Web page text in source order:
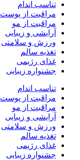
تناسب اندام
مراقبت از پوست
مراقبت از مو
آرایشی و زیبایی
ورزش و سلامتی
تغذیه سالم
غذای رژیمی
جشنواره زیبایی
تناسب اندام
مراقبت از پوست
مراقبت از مو
آرایشی و زیبایی
ورزش و سلامتی
تغذیه سالم
غذای رژیمی
جشنواره زیبایی